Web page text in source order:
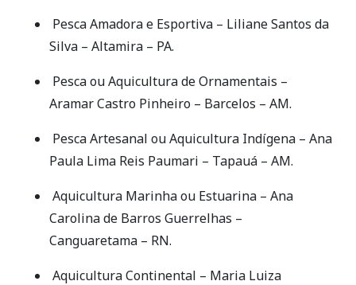
Pesca Amadora e Esportiva – Liliane Santos da
Silva – Altamira – PA.
Pesca ou Aquicultura de Ornamentais –
Aramar Castro Pinheiro – Barcelos – AM.
Pesca Artesanal ou Aquicultura Indígena – Ana
Paula Lima Reis Paumari – Tapauá – AM.
Aquicultura Marinha ou Estuarina – Ana
Carolina de Barros Guerrelhas –
Canguaretama – RN.
Aquicultura Continental – Maria Luiza